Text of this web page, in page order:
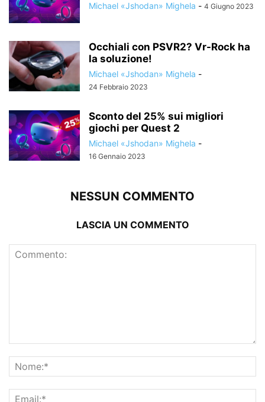
Michael «Jshodan» Mighela - 4 Giugno 2023
Occhiali con PSVR2? Vr-Rock ha
la soluzione!
Michael «Jshodan» Mighela -
24 Febbraio 2023
Sconto del 25% sui migliori
giochi per Quest 2
Michael «Jshodan» Mighela -
16 Gennaio 2023
NESSUN COMMENTO
LASCIA UN COMMENTO